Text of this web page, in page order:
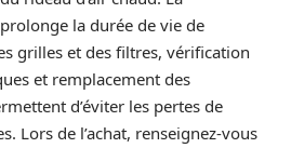
la durée de vie de
grilles et des filtres, vérification
et remplacement des
d’éviter les pertes de
Lors de l’achat, renseignez‑vous